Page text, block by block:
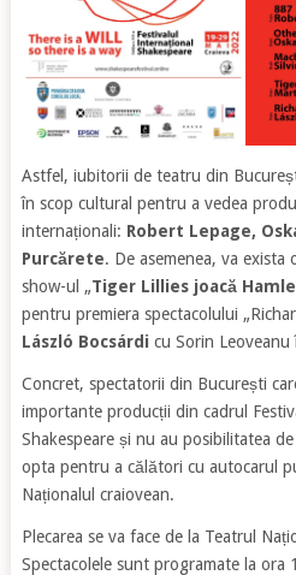
Astfel, iubitorii de teatru din
în scop cultural pentru a vedea
internaționali: Robert Lepage,
Purcărete. De asemenea, va
show-ul „Tiger Lillies joacă
pentru premiera spectacolului
László Bocsárdi cu Sorin
Concret, spectatorii din București
importante producții din cadrul
Shakespeare și nu au posibilitatea
opta pentru a călători cu autocarul
Naționalul craiovean.
Plecarea se va face de la Teatrul
Spectacolele sunt programate la ora